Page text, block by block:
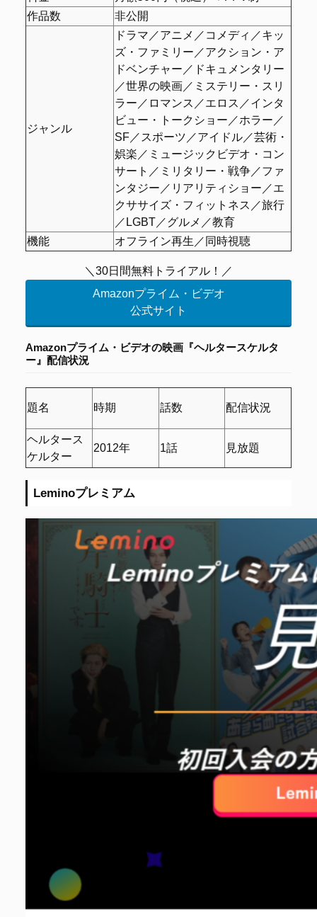
作品数
非公開
ジャンル
ドラマ／アニメ／コメディ／キッ
ズ・ファミリー／アクション・ア
ドベンチャー／ドキュメンタリー
／世界の映画／ミステリー・スリ
ラー／ロマンス／エロス／インタ
ビュー・トークショー／ホラー／
SF／スポーツ／アイドル／芸術・
娯楽／ミュージックビデオ・コン
サート／ミリタリー・戦争／ファ
ンタジー／リアリティショー／エ
クササイズ・フィットネス／旅行
／LGBT／グルメ／教育
機能
オフライン再生／同時視聴
＼30日間無料トライアル！／
Amazonプライム・ビデオ
公式サイト
Amazonプライム・ビデオの映画『ヘルタースケルタ
ー』配信状況
題名 時期 話数 配信状況
ヘルタース
ケルター
2012年 1話 見放題
Leminoプレミアム